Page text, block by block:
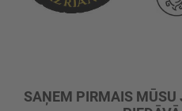
SAŅEM PIRMAIS MŪSU